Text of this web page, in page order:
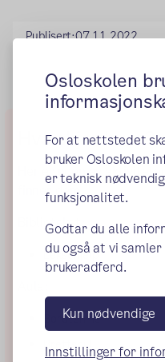
Osloskolen
For at nettstedet
bruker Osloskolen
er teknisk
funksjonalitet.
Godtar du alle
du også at vi
brukeradferd.
Kun nødvendige
Innstillinger for
Publisert:07.11.2022
Hva skjer hvor?
Her er noen av
finner dem!
Biblioteket:
Leksehjelp
Bordtennis
Brettspill